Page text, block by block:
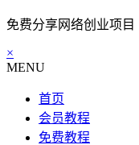
免费分享网络创业项目
×
MENU
首页
会员教程
免费教程